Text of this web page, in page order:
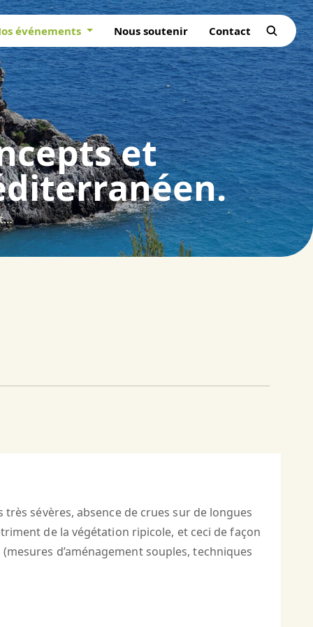
événements Nous soutenir Contact
et
La restauration de la ripisylve : concepts et exemples de travaux en climat méditerranéen.
sévères, absence de crues sur de longues
de la végétation ripicole, et ceci de façon
d’aménagement souples, techniques